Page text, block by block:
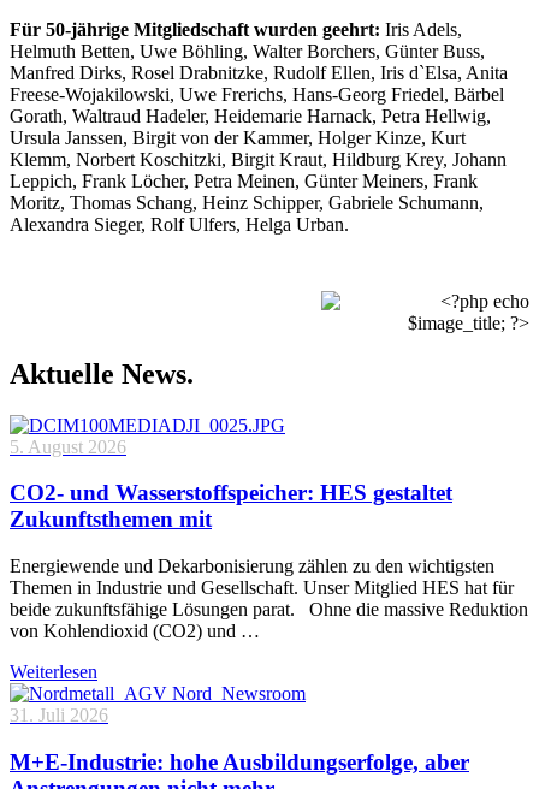
Für 50-jährige Mitgliedschaft wurden geehrt: Iris Adels,
Helmuth Betten, Uwe Böhling, Walter Borchers, Günter Buss,
Manfred Dirks, Rosel Drabnitzke, Rudolf Ellen, Iris d`Elsa, Anita
Freese-Wojakilowski, Uwe Frerichs, Hans-Georg Friedel, Bärbel
Gorath, Waltraud Hadeler, Heidemarie Harnack, Petra Hellwig,
Ursula Janssen, Birgit von der Kammer, Holger Kinze, Kurt
Klemm, Norbert Koschitzki, Birgit Kraut, Hildburg Krey, Johann
Leppich, Frank Löcher, Petra Meinen, Günter Meiners, Frank
Moritz, Thomas Schang, Heinz Schipper, Gabriele Schumann,
Alexandra Sieger, Rolf Ulfers, Helga Urban.
Aktuelle News.
5. August 2026
CO2- und Wasserstoffspeicher: HES gestaltet
Zukunftsthemen mit
Energiewende und Dekarbonisierung zählen zu den wichtigsten
Themen in Industrie und Gesellschaft. Unser Mitglied HES hat für
beide zukunftsfähige Lösungen parat. Ohne die massive Reduktion
von Kohlendioxid (CO2) und …
Weiterlesen
31. Juli 2026
M+E-Industrie: hohe Ausbildungserfolge, aber